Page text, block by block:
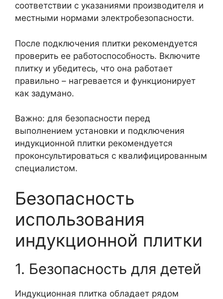
соответствии с указаниями производителя и
местными нормами электробезопасности.
После подключения плитки рекомендуется
проверить ее работоспособность. Включите
плитку и убедитесь, что она работает
правильно – нагревается и функционирует
как задумано.
Важно: для безопасности перед
выполнением установки и подключения
индукционной плитки рекомендуется
проконсультироваться с квалифицированным
специалистом.
Безопасность
использования
индукционной плитки
1. Безопасность для детей
Индукционная плитка обладает рядом